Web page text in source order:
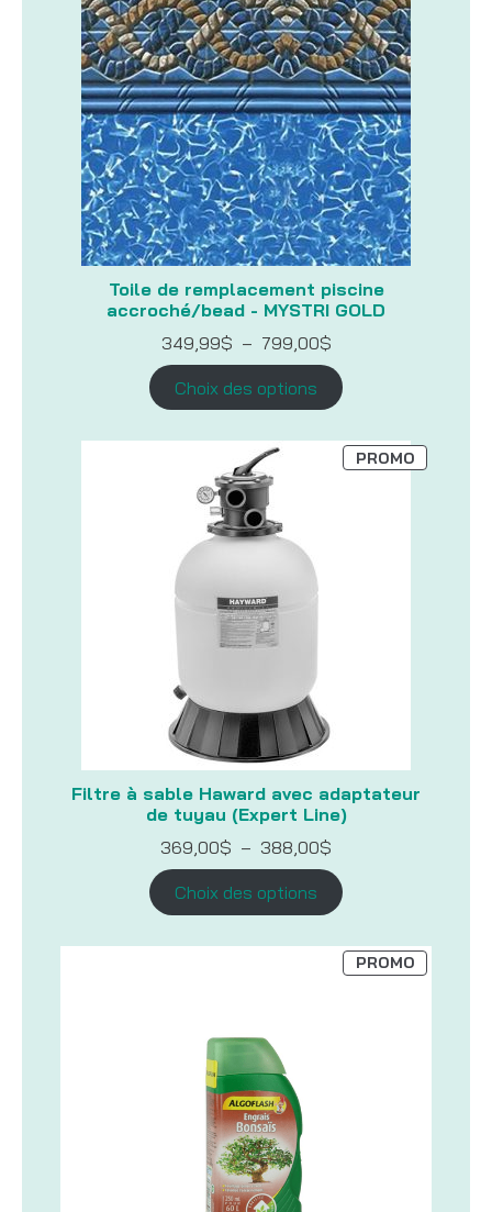
Toile de remplacement piscine
accroché/bead - MYSTRI GOLD
349,99$ – 799,00$Plage
prix :
349,99$
à
Choix des options
Filtre à sable Haward avec adaptateur
de tuyau (Expert Line)
PROMOPRODUIT
EN
369,00$ – 388,00$
prix :
369,00$
à
Choix des options
PROMOPRODUIT
EN